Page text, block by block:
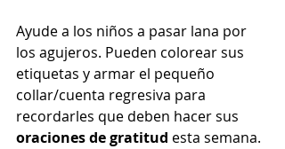
Ayude a los niños a pasar lana por
los agujeros. Pueden colorear sus
etiquetas y armar el pequeño
collar/cuenta regresiva para
recordarles que deben hacer sus
oraciones de gratitud esta semana.